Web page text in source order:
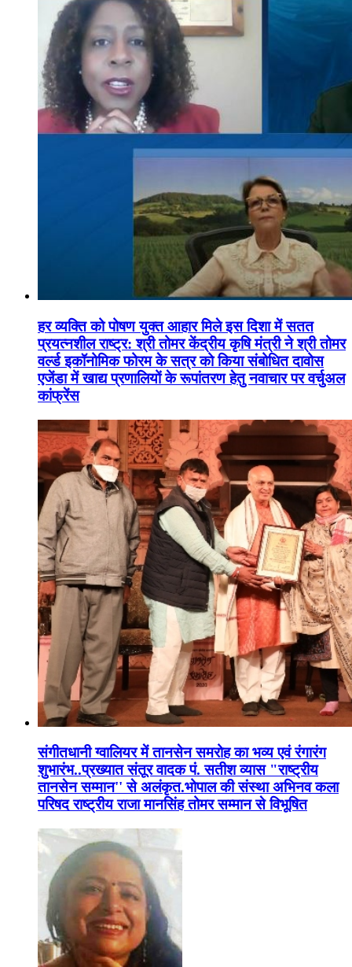
हर व्यक्ति को पोषण युक्त आहार मिले इस दिशा में सतत
प्रयत्नशील राष्ट्र: श्री तोमर केंद्रीय कृषि मंत्री ने श्री तोमर
वर्ल्ड इकॉनोमिक फोरम के सत्र को किया संबोधित दावोस
एजेंडा में खाद्य प्रणालियों के रूपांतरण हेतु नवाचार पर वर्चुअल
कांफ्रेंस
संगीतधानी ग्वालियर में तानसेन समरोह का भव्य एवं रंगारंग
शुभारंभ..प्रख्यात संतूर वादक पं. सतीश व्यास "राष्ट्रीय
तानसेन सम्मान'' से अलंकृत.भोपाल की संस्था अभिनव कला
परिषद राष्ट्रीय राजा मानसिंह तोमर सम्मान से विभूषित